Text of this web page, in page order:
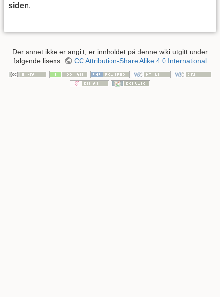
siden.
Der annet ikke er angitt, er innholdet på denne wiki utgitt under
følgende lisens:
CC Attribution-Share Alike 4.0 International